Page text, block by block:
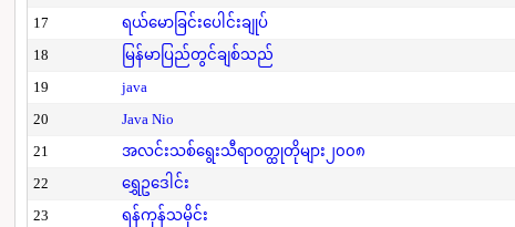
17
ရယ်မောခြင်းပေါင်းချုပ်
18
မြန်မာပြည်တွင်ချစ်သည်
19
java
20
Java Nio
21
အလင်းသစ်ရွေးသီရာဝတ္ထုတိုများ၂၀၀၈
22
ရွှေဥဒေါင်း
23
ရန်ကုန်သမိုင်း